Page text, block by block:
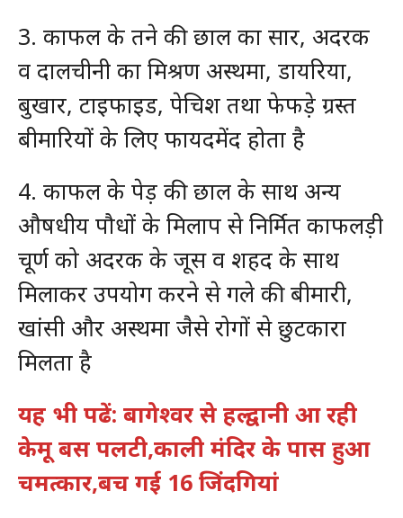
3. काफल के तने की छाल का सार, अदरक
व दालचीनी का मिश्रण अस्थमा, डायरिया,
बुखार, टाइफाइड, पेचिश तथा फेफड़े ग्रस्त
बीमारियों के लिए फायदमेंद होता है
4. काफल के पेड़ की छाल के साथ अन्य
औषधीय पौधों के मिलाप से निर्मित काफलड़ी
चूर्ण को अदरक के जूस व शहद के साथ
मिलाकर उपयोग करने से गले की बीमारी,
खांसी और अस्थमा जैसे रोगों से छुटकारा
मिलता है
यह भी पढें: बागेश्वर से हल्द्वानी आ रही
केमू बस पलटी,काली मंदिर के पास हुआ
चमत्कार,बच गई 16 जिंदगियां